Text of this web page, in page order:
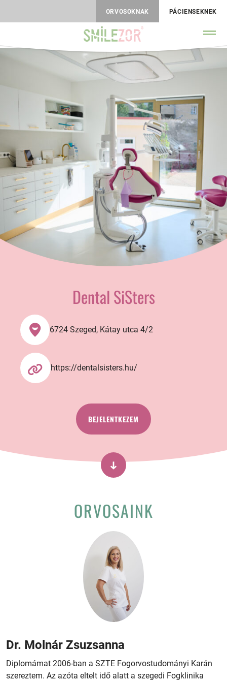
ORVOSOKNAK PÁCIENSEKNEK
Dental SiSters
6724 Szeged, Kátay utca 4/2
https://dentalsisters.hu/
BEJELENTKEZEM
ORVOSAINK
Dr. Molnár Zsuzsanna
Diplomámat 2006-ban a SZTE Fogorvostudományi Karán
szereztem. Az azóta eltelt idő alatt a szegedi Fogklinika